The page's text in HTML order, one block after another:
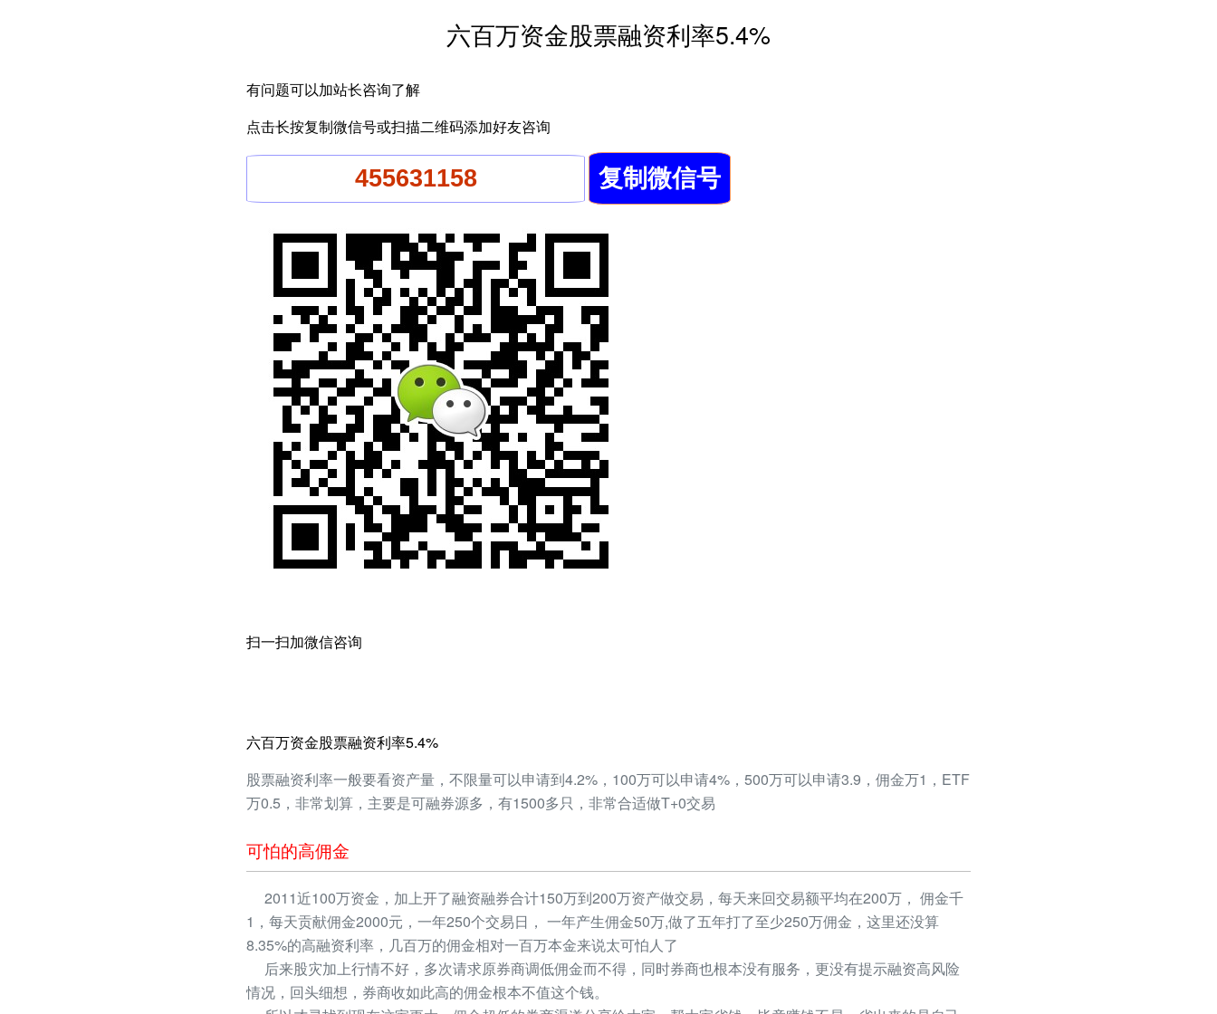
六百万资金股票融资利率5.4%
有问题可以加站长咨询了解
点击长按复制微信号或扫描二维码添加好友咨询
扫一扫加微信咨询
六百万资金股票融资利率5.4%
股票融资利率一般要看资产量，不限量可以申请到4.2%，100万可以申请4%，500万可以申请3.9，佣金万1，ETF
万0.5，非常划算，主要是可融券源多，有1500多只，非常合适做T+0交易
可怕的高佣金
2011近100万资金，加上开了融资融券合计150万到200万资产做交易，每天来回交易额平均在200万， 佣金千
1，每天贡献佣金2000元，一年250个交易日， 一年产生佣金50万,做了五年打了至少250万佣金，这里还没算
8.35%的高融资利率，几百万的佣金相对一百万本金来说太可怕人了
后来股灾加上行情不好，多次请求原券商调低佣金而不得，同时券商也根本没有服务，更没有提示融资高风险
情况，回头细想，券商收如此高的佣金根本不值这个钱。